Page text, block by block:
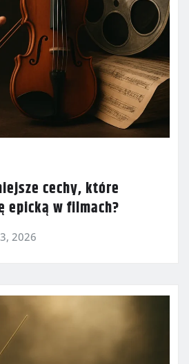
cechy, które
epicką w filmach?
2026